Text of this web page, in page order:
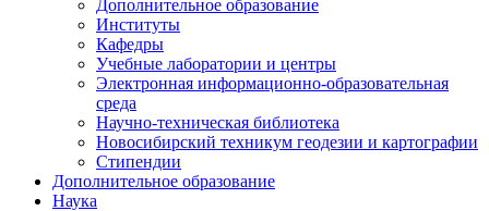
Дополнительное образование
Институты
Кафедры
Учебные лаборатории и центры
Электронная информационно-образовательная
среда
Научно-техническая библиотека
Новосибирский техникум геодезии и картографии
Стипендии
Дополнительное образование
Наука